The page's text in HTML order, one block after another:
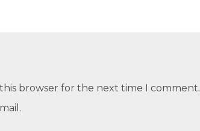
browser for the next time I comment.